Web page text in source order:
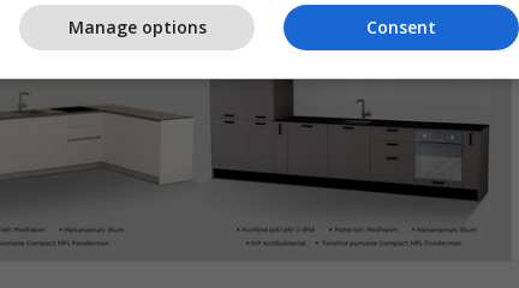
Consent
Manage options